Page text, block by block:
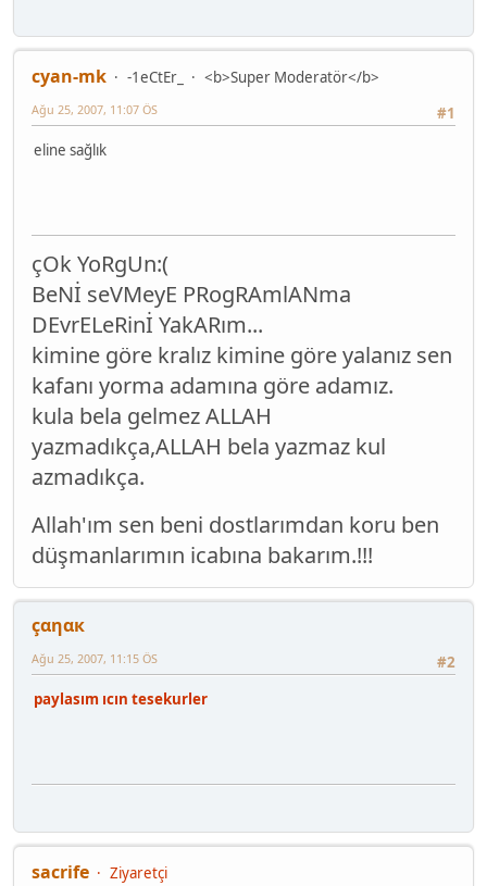
cyan-mk -1eCtEr_
<b>Super Moderatör</b>
#1
Ağu 25, 2007, 11:07 ÖS
eline sağlık
çOk YoRgUn:(
BeNİ seVMeyE PRogRAmlANma
DEvrELeRinİ YakARım...
kimine göre kralız kimine göre yalanız sen
kafanı yorma adamına göre adamız.
kula bela gelmez ALLAH
yazmadıkça,ALLAH bela yazmaz kul
azmadıkça.
Allah'ım sen beni dostlarımdan koru ben
düşmanlarımın icabına bakarım.!!!
çαηαк
#2
Ağu 25, 2007, 11:15 ÖS
paylasım ıcın tesekurler
sacrife
Ziyaretçi